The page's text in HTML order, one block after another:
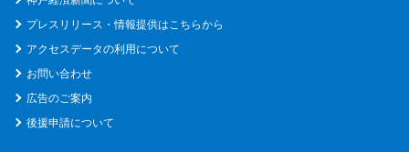
プレスリリース・情報提供はこちらから
アクセスデータの利用について
お問い合わせ
広告のご案内
後援申請について